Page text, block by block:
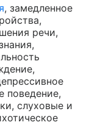
, замедленное
речи,
поведение,
слуховые и